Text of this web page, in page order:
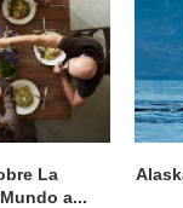
La
a...